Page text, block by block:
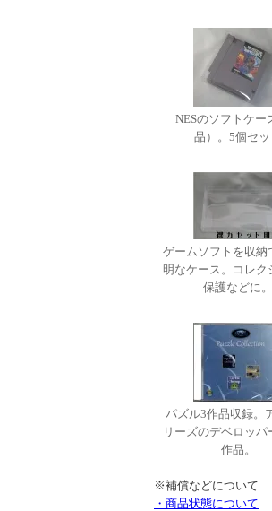
NESのソフトケー
品）。5個セッ
ゲームソフトを収納
明なケース。コレク
保護などに。
パズル3作品収録。
リーズのデベロッパ
作品。
※補償などについて
・商品状態について